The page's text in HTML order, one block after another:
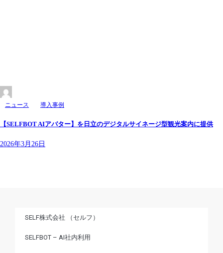
ニュース 導入事例
【SELFBOT AIアバター】を日立のデジタルサイネージ型観光案内に提供
2026年3月26日
SELF株式会社 （セルフ）
SELFBOT – AI社内利用